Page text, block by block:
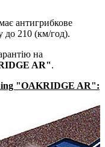
антигрибкове
до 210 (км/год).
на
AR".
"OAKRIDGE AR":